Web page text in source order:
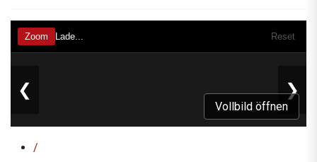
Vollbild öffnen
/